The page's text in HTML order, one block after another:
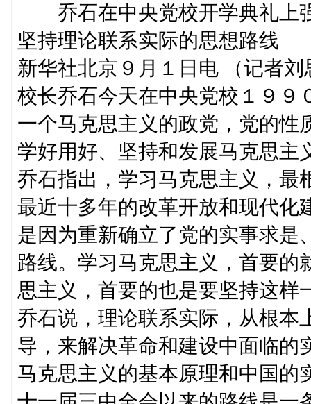
乔石在中央党校开学典礼上
坚持理论联系实际的思想路线
新华社北京９月１日电 （记者
校长乔石今天在中央党校１９９
一个马克思主义的政党，党的性
学好用好、坚持和发展马克思主
乔石指出，学习马克思主义，最
最近十多年的改革开放和现代化
是因为重新确立了党的实事求是
路线。学习马克思主义，首要的
思主义，首要的也是要坚持这样
乔石说，理论联系实际，从根本
导，来解决革命和建设中面临的
马克思主义的基本原理和中国的